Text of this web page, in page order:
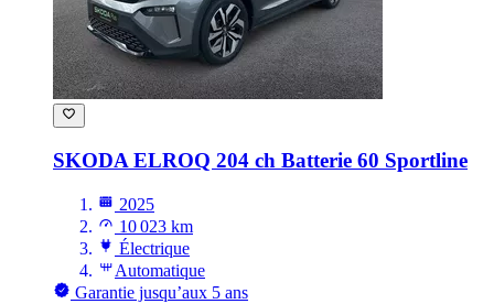
SKODA ELROQ 204 ch Batterie 60 Sportline
2025
10 023 km
Électrique
Automatique
Garantie jusqu’aux 5 ans